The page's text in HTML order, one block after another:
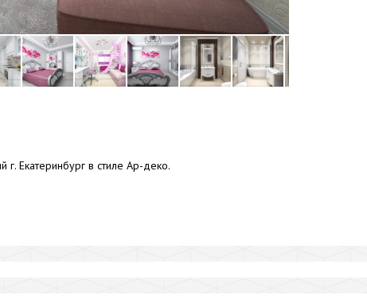
г. Екатеринбург в стиле Ар-деко.